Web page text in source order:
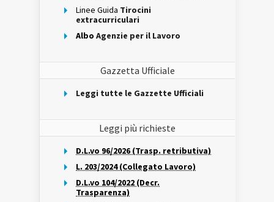
Linee Guida Tirocini
extracurriculari
Albo Agenzie per il Lavoro
Gazzetta Ufficiale
Leggi tutte le Gazzette Ufficiali
Leggi più richieste
D.L.vo 96/2026 (Trasp. retributiva)
L. 203/2024 (Collegato Lavoro)
D.L.vo 104/2022 (Decr.
Trasparenza)